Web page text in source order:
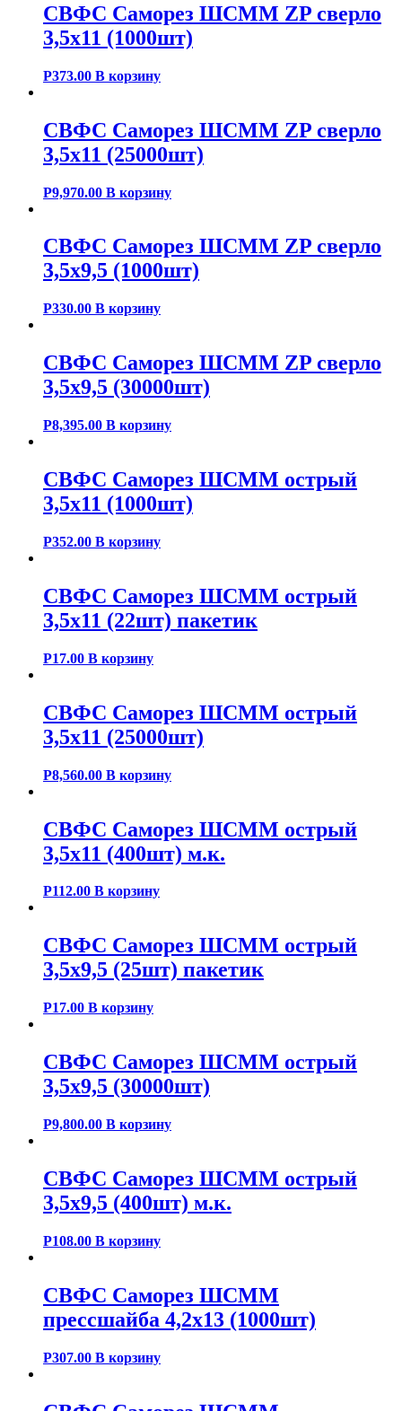
СВФС Саморез ШСММ ZP сверло
3,5х11 (1000шт)
Р373.00 В корзину
СВФС Саморез ШСММ ZP сверло
3,5х11 (25000шт)
Р9,970.00 В корзину
СВФС Саморез ШСММ ZP сверло
3,5х9,5 (1000шт)
Р330.00 В корзину
СВФС Саморез ШСММ ZP сверло
3,5х9,5 (30000шт)
Р8,395.00 В корзину
СВФС Саморез ШСММ острый
3,5х11 (1000шт)
Р352.00 В корзину
СВФС Саморез ШСММ острый
3,5х11 (22шт) пакетик
Р17.00 В корзину
СВФС Саморез ШСММ острый
3,5х11 (25000шт)
Р8,560.00 В корзину
СВФС Саморез ШСММ острый
3,5х11 (400шт) м.к.
Р112.00 В корзину
СВФС Саморез ШСММ острый
3,5х9,5 (25шт) пакетик
Р17.00 В корзину
СВФС Саморез ШСММ острый
3,5х9,5 (30000шт)
Р9,800.00 В корзину
СВФС Саморез ШСММ острый
3,5х9,5 (400шт) м.к.
Р108.00 В корзину
СВФС Саморез ШСММ
прессшайба 4,2х13 (1000шт)
Р307.00 В корзину